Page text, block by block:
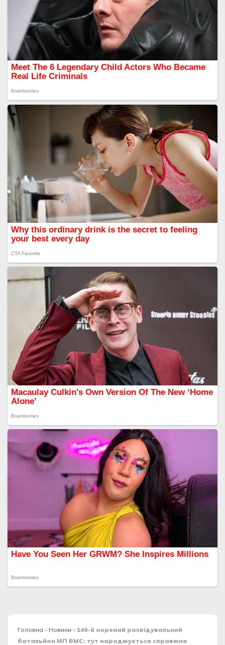
Головна » Новини » 140-й окремий розвідувальний
батальйон МП ВМС: тут народжується справжня